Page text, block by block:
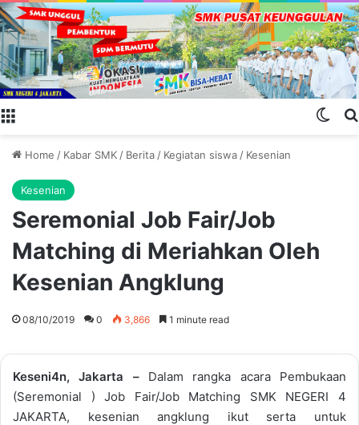
Home / Kabar SMK / Berita / Kegiatan siswa / Kesenian
Kesenian
Seremonial Job Fair/Job
Matching di Meriahkan Oleh
Kesenian Angklung
08/10/2019 0 3,866 1 minute read
Keseni4n, Jakarta –Dalam rangka acara Pembukaan
(Seremonial ) Job Fair/Job Matching SMK NEGERI 4
JAKARTA, kesenian angklung ikut serta untuk